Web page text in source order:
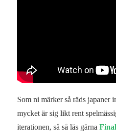
Som ni märker så räds japaner
mycket är sig likt rent
iterationen, så så läs gärna